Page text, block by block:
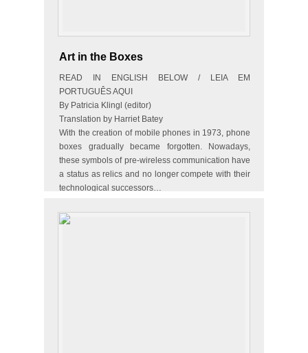
Art in the Boxes
READ IN ENGLISH BELOW / LEIA EM
PORTUGUÊS AQUI
By Patricia Klingl (editor)
Translation by Harriet Batey
With the creation of mobile phones in 1973, phone
boxes gradually became forgotten. Nowadays,
these symbols of pre-wireless communication have
a status as relics and no longer compete with their
technological successors…